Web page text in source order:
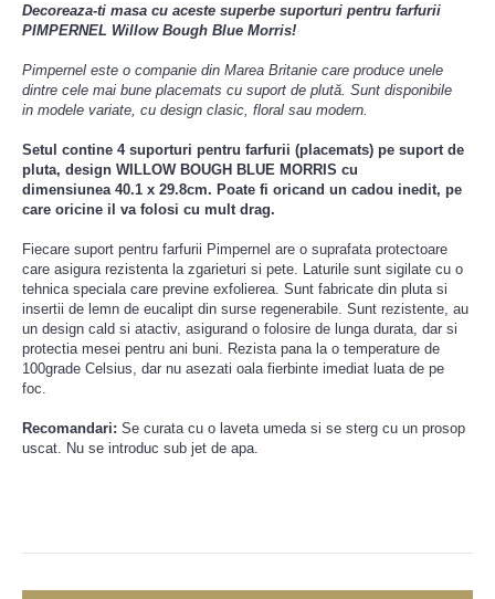
Decoreaza-ti masa cu aceste superbe suporturi pentru farfurii
PIMPERNEL Willow Bough Blue Morris!
Pimpernel este o companie din Marea Britanie care produce unele
dintre cele mai bune placemats cu suport de plută. Sunt disponibile
in modele variate, cu design clasic, floral sau modern.
Setul contine 4 suporturi pentru farfurii (placemats) pe suport de
pluta, design WILLOW BOUGH BLUE MORRIS cu
dimensiunea 40.1 x 29.8cm. Poate fi oricand un cadou inedit, pe
care oricine il va folosi cu mult drag.
Fiecare suport pentru farfurii Pimpernel are o suprafata protectoare
care asigura rezistenta la zgarieturi si pete. Laturile sunt sigilate cu o
tehnica speciala care previne exfolierea. Sunt fabricate din pluta si
insertii de lemn de eucalipt din surse regenerabile. Sunt rezistente, au
un design cald si atactiv, asigurand o folosire de lunga durata, dar si
protectia mesei pentru ani buni. Rezista pana la o temperature de
100grade Celsius, dar nu asezati oala fierbinte imediat luata de pe
foc.
Recomandari: Se curata cu o laveta umeda si se sterg cu un prosop
uscat. Nu se introduc sub jet de apa.